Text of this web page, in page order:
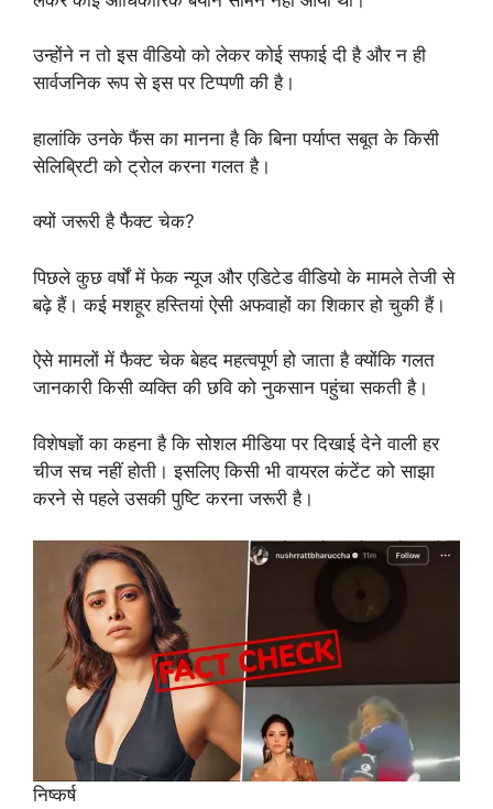
उन्होंने न तो इस वीडियो को लेकर कोई सफाई दी है और न ही
सार्वजनिक रूप से इस पर टिप्पणी की है।
हालांकि उनके फैंस का मानना है कि बिना पर्याप्त सबूत के किसी
सेलिब्रिटी को ट्रोल करना गलत है।
क्यों जरूरी है फैक्ट चेक?
पिछले कुछ वर्षों में फेक न्यूज और एडिटेड वीडियो के मामले तेजी से
बढ़े हैं। कई मशहूर हस्तियां ऐसी अफवाहों का शिकार हो चुकी हैं।
ऐसे मामलों में फैक्ट चेक बेहद महत्वपूर्ण हो जाता है क्योंकि गलत
जानकारी किसी व्यक्ति की छवि को नुकसान पहुंचा सकती है।
विशेषज्ञों का कहना है कि सोशल मीडिया पर दिखाई देने वाली हर
चीज सच नहीं होती। इसलिए किसी भी वायरल कंटेंट को साझा
करने से पहले उसकी पुष्टि करना जरूरी है।
निष्कर्ष